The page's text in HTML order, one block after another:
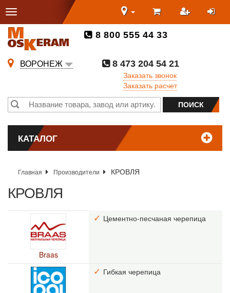
8 800 555 44 33
ВОРОНЕЖ
8 473 204 54 21
Заказать звонок
Заказать расчет
КАТАЛОГ
Главная Производители КРОВЛЯ
КРОВЛЯ
Braas
Цементно-песчаная черепица
Гибкая черепица